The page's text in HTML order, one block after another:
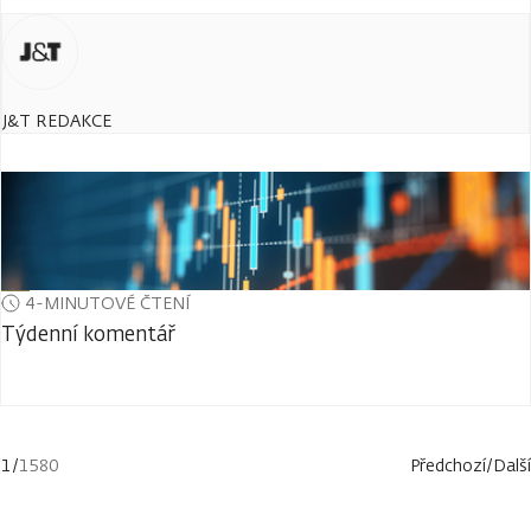
J&T REDAKCE
4-MINUTOVÉ ČTENÍ
Týdenní komentář
1 /1580 Předchozí/Další